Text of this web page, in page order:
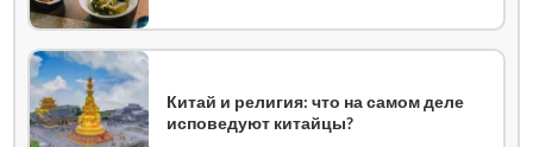
Китай и религия: что на самом деле
исповедуют китайцы?